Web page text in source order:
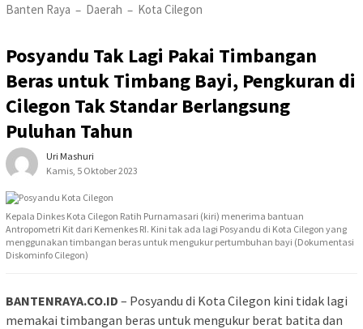
Banten Raya – Daerah – Kota Cilegon
Posyandu Tak Lagi Pakai Timbangan
Beras untuk Timbang Bayi, Pengkuran di
Cilegon Tak Standar Berlangsung
Puluhan Tahun
Uri Mashuri
Kamis, 5 Oktober 2023
Kepala Dinkes Kota Cilegon Ratih Purnamasari (kiri) menerima bantuan
Antropometri Kit dari Kemenkes RI. Kini tak ada lagi Posyandu di Kota Cilegon yang
menggunakan timbangan beras untuk mengukur pertumbuhan bayi (Dokumentasi
Diskominfo Cilegon)
BANTENRAYA.CO.ID – Posyandu di Kota Cilegon kini tidak lagi
memakai timbangan beras untuk mengukur berat batita dan